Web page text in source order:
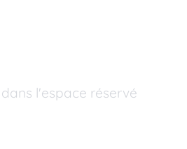
l'espace réservé